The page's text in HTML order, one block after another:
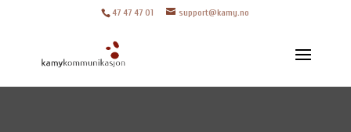
47 47 47 01 support@kamy.no